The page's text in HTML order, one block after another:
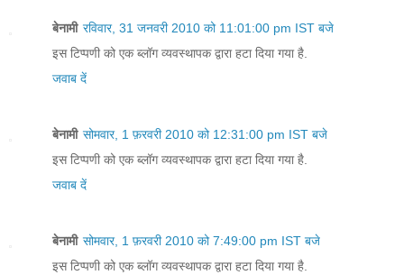
बेनामी रविवार, 31 जनवरी 2010 को 11:01:00 pm IST बजे
इस टिप्पणी को एक ब्लॉग व्यवस्थापक द्वारा हटा दिया गया है.
जवाब दें
बेनामी सोमवार, 1 फ़रवरी 2010 को 12:31:00 pm IST बजे
इस टिप्पणी को एक ब्लॉग व्यवस्थापक द्वारा हटा दिया गया है.
जवाब दें
बेनामी सोमवार, 1 फ़रवरी 2010 को 7:49:00 pm IST बजे
इस टिप्पणी को एक ब्लॉग व्यवस्थापक द्वारा हटा दिया गया है.